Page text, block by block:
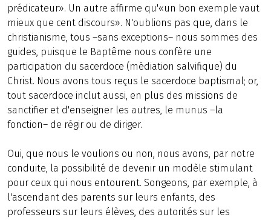
prédicateur». Un autre affirme qu'«un bon exemple vaut
mieux que cent discours». N'oublions pas que, dans le
christianisme, tous –sans exceptions– nous sommes des
guides, puisque le Baptême nous confère une
participation du sacerdoce (médiation salvifique) du
Christ. Nous avons tous reçus le sacerdoce baptismal; or,
tout sacerdoce inclut aussi, en plus des missions de
sanctifier et d'enseigner les autres, le munus –la
fonction– de régir ou de diriger.
Oui, que nous le voulions ou non, nous avons, par notre
conduite, la possibilité de devenir un modèle stimulant
pour ceux qui nous entourent. Songeons, par exemple, à
l'ascendant des parents sur leurs enfants, des
professeurs sur leurs élèves, des autorités sur les